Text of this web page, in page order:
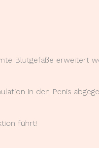
Blutgefäße erweitert
in den Penis
führt!